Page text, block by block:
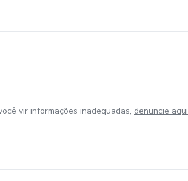
vir informações inadequadas, denuncie aqui